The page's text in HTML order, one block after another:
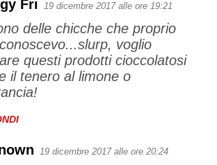
Fri 19 dicembre 2017 alle ore 19:21
delle chicche che proprio
voglio
questi prodotti cioccolatosi
il tenero al limone o
19 dicembre 2017 alle ore 20:24